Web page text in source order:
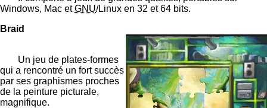
Windows, Mac etGNU/Linux en 32 et 64 bits.
Braid
Un jeu de plates-formes
qui a rencontré un fort succès
par ses graphismes proches
de la peinture picturale,
magnifique.